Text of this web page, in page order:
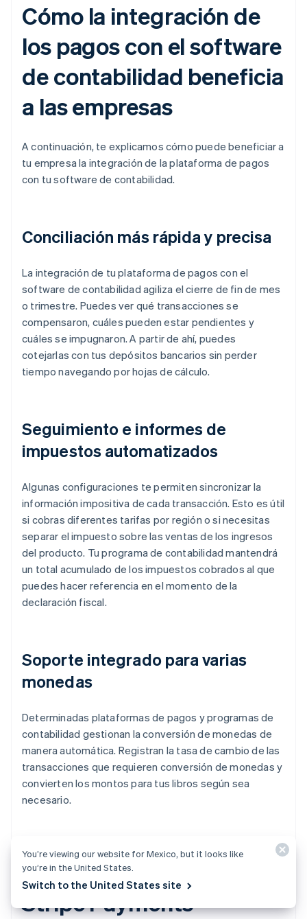
Cómo la integración de
los pagos con el software
de contabilidad beneficia
a las empresas
A continuación, te explicamos cómo puede beneficiar a
tu empresa la integración de la plataforma de pagos
con tu software de contabilidad.
Conciliación más rápida y precisa
La integración de tu plataforma de pagos con el
software de contabilidad agiliza el cierre de fin de mes
o trimestre. Puedes ver qué transacciones se
compensaron, cuáles pueden estar pendientes y
cuáles se impugnaron. A partir de ahí, puedes
cotejarlas con tus depósitos bancarios sin perder
tiempo navegando por hojas de cálculo.
Seguimiento e informes de
impuestos automatizados
Algunas configuraciones te permiten sincronizar la
información impositiva de cada transacción. Esto es útil
si cobras diferentes tarifas por región o si necesitas
separar el impuesto sobre las ventas de los ingresos
del producto. Tu programa de contabilidad mantendrá
un total acumulado de los impuestos cobrados al que
puedes hacer referencia en el momento de la
declaración fiscal.
Soporte integrado para varias
monedas
Determinadas plataformas de pagos y programas de
contabilidad gestionan la conversión de monedas de
manera automática. Registran la tasa de cambio de las
transacciones que requieren conversión de monedas y
convierten los montos para tus libros según sea
necesario.
Cómo puede ayudar
Stripe Payments
You’re viewing our website for Mexico, but it looks like
you’re in the United States.
Switch to the United States site